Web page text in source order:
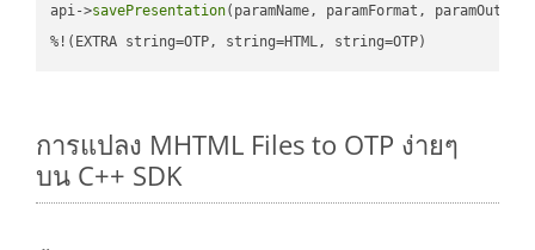
api->savePresentation(paramName, paramFormat,
%!(EXTRA string=OTP, string=HTML, string=OTP)
การแปลง MHTML Files to OTP ง่ายๆ
บน C++ SDK